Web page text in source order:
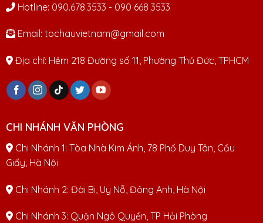
Hotline: 090.678.3533 - 090 668 3533
Email: tochauvietnam@gmail.com
Địa chỉ: Hẻm 218 Đường số 11, Phường Thủ Đức, TPHCM
CHI NHÁNH VĂN PHÒNG
Chi Nhánh 1: Tòa Nhà Kim Ánh, 78 Phố Duy Tân, Cầu
Giấy, Hà Nội
Chi Nhánh 2: Đài Bi, Uy Nỗ, Đông Anh, Hà Nội
Chi Nhánh 3: Quận Ngô Quyền, TP Hải Phòng